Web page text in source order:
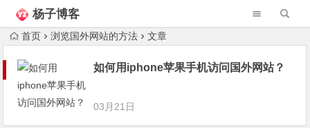
杨子博客
首页 浏览国外网站的方法 文章
如何用iphone苹果手机访问国外网站？
03月21日